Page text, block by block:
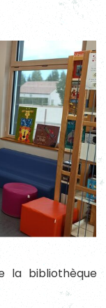
la bibliothèque